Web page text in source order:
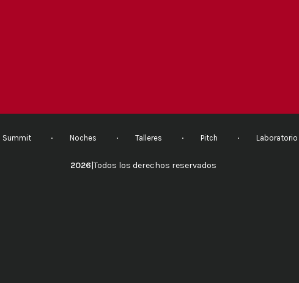
Summit Noches Talleres Pitch Laboratorio
2026|Todos los derechos reservados